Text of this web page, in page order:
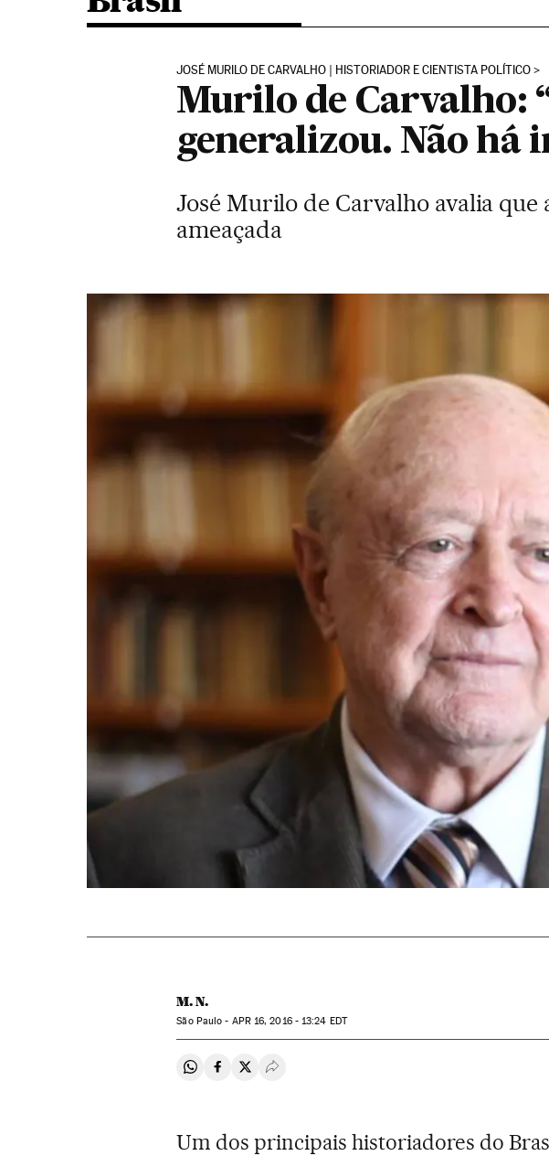
JOSÉ MURILO DE CARVALHO | HISTORIADOR E CIENTISTA POLÍTICO
Murilo de Carvalho:
generalizou. Não há
José Murilo de Carvalho avalia
ameaçada
M. N.
São Paulo - APR16, 2016 - 13:24 EDT
Compartir en Whatsapp
Compartir en Facebook
Compartir en Twitter
Desplegar Redes Sociales
Um dos principais historiadores do